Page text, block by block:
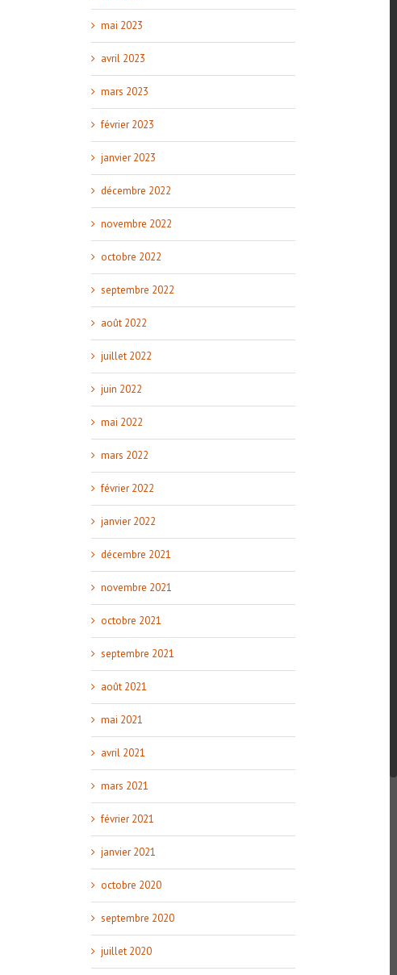
mai 2023
avril 2023
mars 2023
février 2023
janvier 2023
décembre 2022
novembre 2022
octobre 2022
septembre 2022
août 2022
juillet 2022
juin 2022
mai 2022
mars 2022
février 2022
janvier 2022
décembre 2021
novembre 2021
octobre 2021
septembre 2021
août 2021
mai 2021
avril 2021
mars 2021
février 2021
janvier 2021
octobre 2020
septembre 2020
juillet 2020